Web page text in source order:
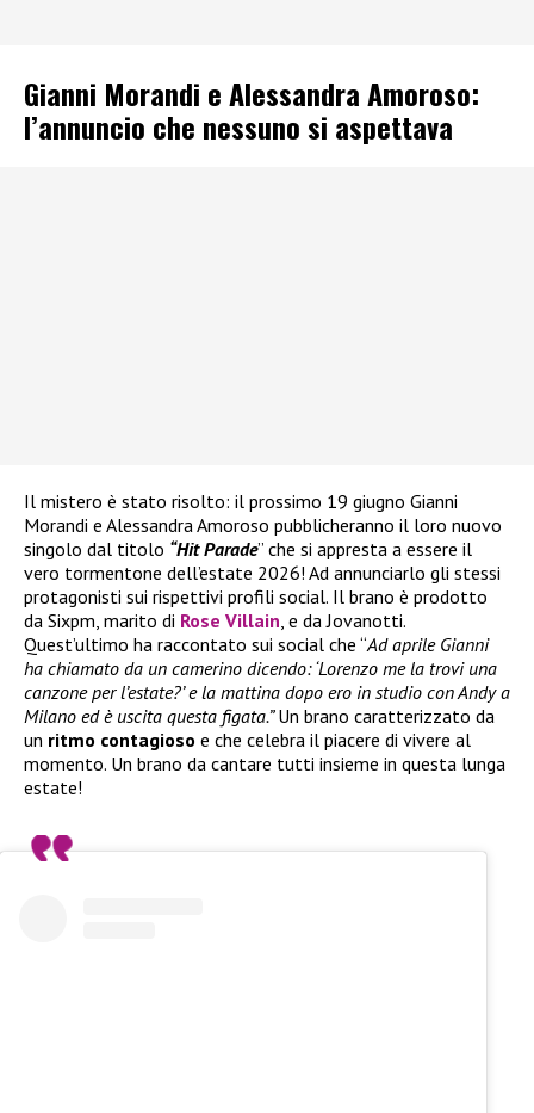
Gianni Morandi e Alessandra Amoroso:
l’annuncio che nessuno si aspettava
Il mistero è stato risolto: il prossimo 19 giugno Gianni
Morandi e Alessandra Amoroso pubblicheranno il loro nuovo
singolo dal titolo “Hit Parade” che si appresta a essere il
vero tormentone dell’estate 2026! Ad annunciarlo gli stessi
protagonisti sui rispettivi profili social. Il brano è prodotto
da Sixpm, marito di Rose Villain, e da Jovanotti.
Quest’ultimo ha raccontato sui social che “Ad aprile Gianni
ha chiamato da un camerino dicendo: ‘Lorenzo me la trovi una
canzone per l’estate?’ e la mattina dopo ero in studio con Andy a
Milano ed è uscita questa figata.”Un brano caratterizzato da
un ritmo contagioso e che celebra il piacere di vivere al
momento. Un brano da cantare tutti insieme in questa lunga
estate!